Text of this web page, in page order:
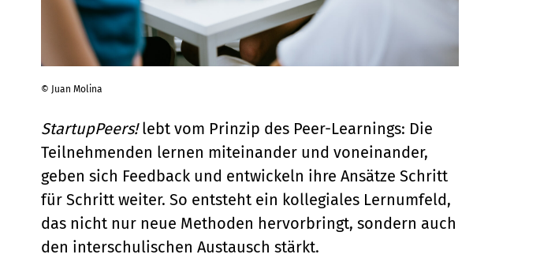
© Juan Molina
StartupPeers!lebt vom Prinzip des Peer-Learnings: Die
Teilnehmenden lernen miteinander und voneinander,
geben sich Feedback und entwickeln ihre Ansätze Schritt
für Schritt weiter. So entsteht ein kollegiales Lernumfeld,
das nicht nur neue Methoden hervorbringt, sondern auch
den interschulischen Austausch stärkt.